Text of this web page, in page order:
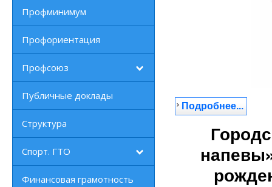
Профминимум
Профориентация
Профсоюз
Публичные доклады
Структура
Спорт. ГТО
Финансовая грамотность
Подробнее...